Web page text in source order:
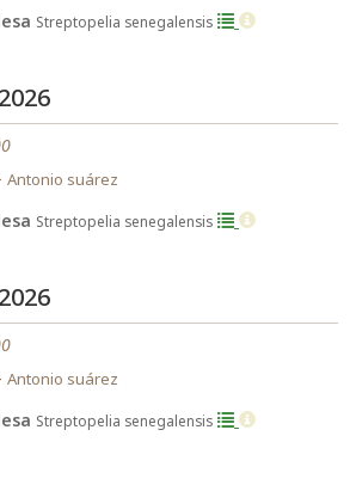
Streptopelia senegalensis
Antonio suárez
Streptopelia senegalensis
Antonio suárez
Streptopelia senegalensis